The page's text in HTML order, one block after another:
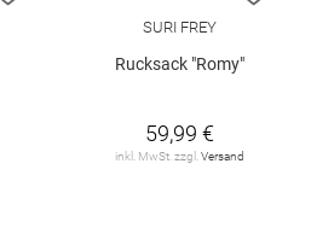
SURI FREY
Rucksack "Romy"
59,99 €
inkl. MwSt. zzgl.Versand